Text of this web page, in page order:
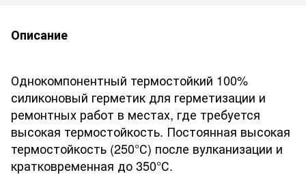
Описание
Однокомпонентный термостойкий 100%
силиконовый герметик для герметизации и
ремонтных работ в местах, где требуется
высокая термостойкость. Постоянная высокая
термостойкость (250°С) после вулканизации и
кратковременная до 350°С.